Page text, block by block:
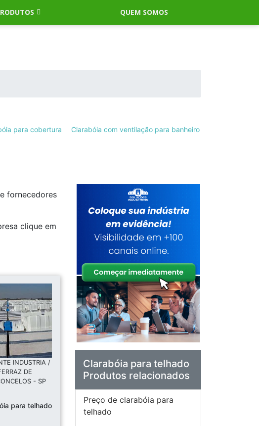
QUEM SOMOS
para cobertura Clarabóia com ventilação para banheiro
fornecedores
clique em
INDUSTRIA /
DE
- SP
para telhado
Clarabóia para telhado
Produtos relacionados
Preço de clarabóia para
telhado